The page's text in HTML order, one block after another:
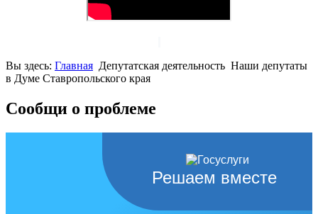
Вы здесь: Главная Депутатская деятельность Наши депутаты
в Думе Ставропольского края
Сообщи о проблеме
Решаем вместе